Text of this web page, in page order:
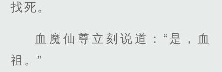
找死。
血魔仙尊立刻说道：“是，血
祖。”